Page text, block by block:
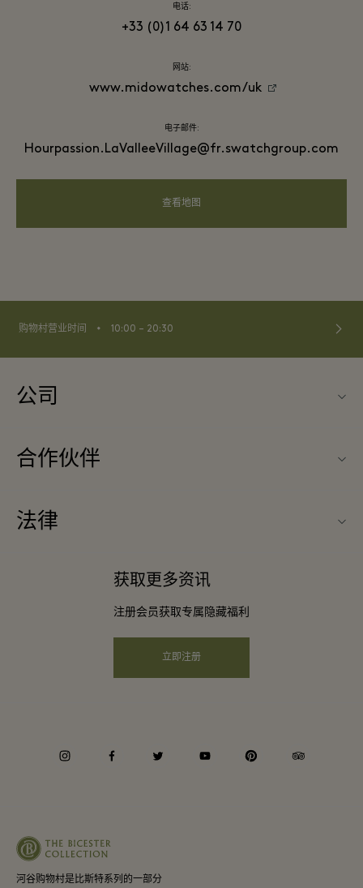
电话:
+33 (0)1 64 63 14 70
网站:
www.midowatches.com/uk
电子邮件:
Hourpassion.LaValleeVillage@fr.swatchgroup.com
查看地图
购物村营业时间 ⬩ 10:00 – 20:30
公司
联系我们
合作伙伴
成为合作伙伴
酒店及景点合作伙伴
法律
获取更多资讯
注册会员获取专属隐藏福利
立即注册
河谷购物村是比斯特系列的一部分
instagramfacebooktwitter youtube pinterest tripadvisor